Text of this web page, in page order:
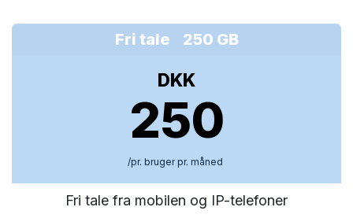
Fri tale 250 GB
DKK
250
/pr. bruger pr. måned
Fri tale fra mobilen og IP-telefoner